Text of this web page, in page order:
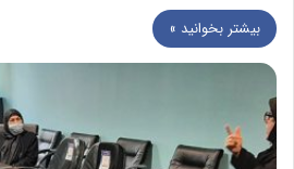
بیشتر بخوانید »